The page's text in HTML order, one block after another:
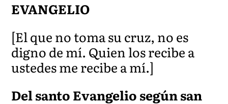
EVANGELIO
[El que no toma su cruz, no es
digno de mí. Quien los recibe a
ustedes me recibe a mí.]
Del santo Evangelio según san